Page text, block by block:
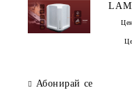
Абонирай се